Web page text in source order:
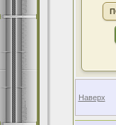
Наверх